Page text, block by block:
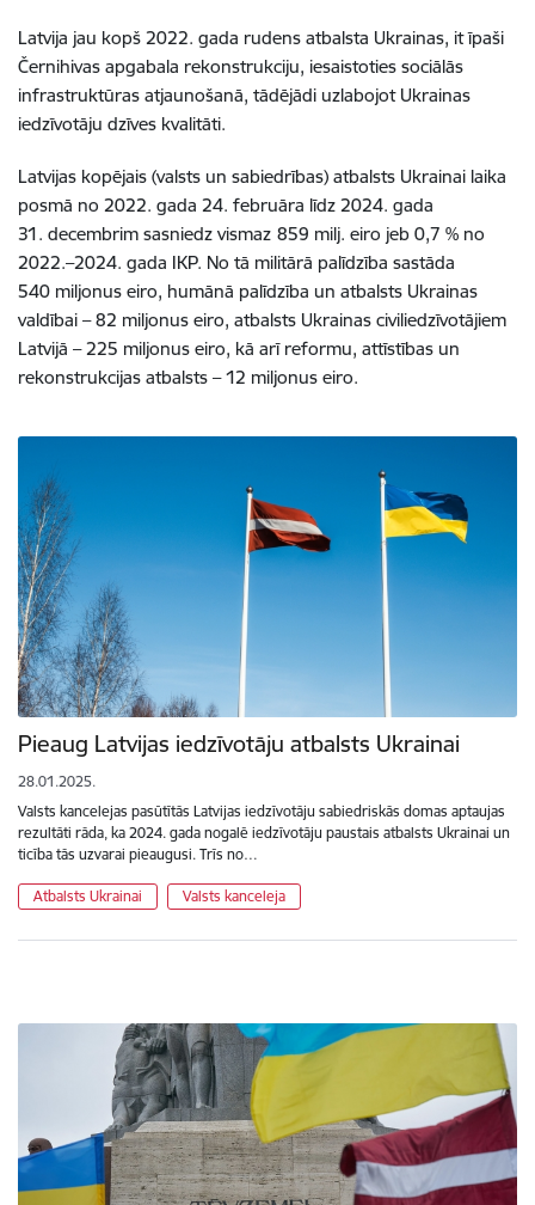
Latvija jau kopš 2022. gada rudens atbalsta Ukrainas, it īpaši
Černihivas apgabala rekonstrukciju, iesaistoties sociālās
infrastruktūras atjaunošanā, tādējādi uzlabojot Ukrainas
iedzīvotāju dzīves kvalitāti.
Latvijas kopējais (valsts un sabiedrības) atbalsts Ukrainai laika
posmā no 2022. gada 24. februāra līdz 2024. gada
31. decembrim sasniedz vismaz 859 milj. eiro jeb 0,7 % no
2022.–2024. gada IKP. No tā militārā palīdzība sastāda
540 miljonus eiro, humānā palīdzība un atbalsts Ukrainas
valdībai – 82 miljonus eiro, atbalsts Ukrainas civiliedzīvotājiem
Latvijā – 225 miljonus eiro, kā arī reformu, attīstības un
rekonstrukcijas atbalsts – 12 miljonus eiro.
Pieaug Latvijas iedzīvotāju atbalsts Ukrainai
28.01.2025.
Valsts kancelejas pasūtītās Latvijas iedzīvotāju sabiedriskās domas aptaujas
rezultāti rāda, ka 2024. gada nogalē iedzīvotāju paustais atbalsts Ukrainai un
ticība tās uzvarai pieaugusi. Trīs no…
Atbalsts Ukrainai Valsts kanceleja